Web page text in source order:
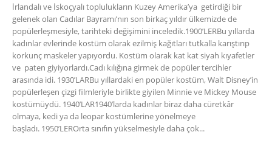
İrlandalı ve İskoçyalı toplulukların Kuzey Amerika’ya getirdiği bir
gelenek olan Cadılar Bayramı’nın son birkaç yıldır ülkemizde de
popülerleşmesiyle, tarihteki değişimini inceledik.1900’LERBu yıllarda
kadınlar evlerinde kostüm olarak ezilmiş kağıtları tutkalla karıştırıp
korkunç maskeler yapıyordu. Kostüm olarak kat kat siyah kıyafetler
ve paten giyiyorlardı.Cadı kılığına girmek de popüler tercihler
arasında idi. 1930’LARBu yıllardaki en popüler kostüm, Walt Disney’in
popülerleşen çizgi filmleriyle birlikte giyilen Minnie ve Mickey Mouse
kostümüydü. 1940’LAR1940’larda kadınlar biraz daha cüretkâr
olmaya, kedi ya da leopar kostümlerine yönelmeye
başladı. 1950’LEROrta sınıfın yükselmesiyle daha çok...
Giyilebilir Battaniye Hoodie
Üretimi
22/02/2023